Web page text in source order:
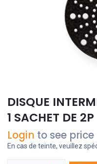
DISQUE
1 SACHET DE 2P
Login to see price
En cas de teinte, veuillez